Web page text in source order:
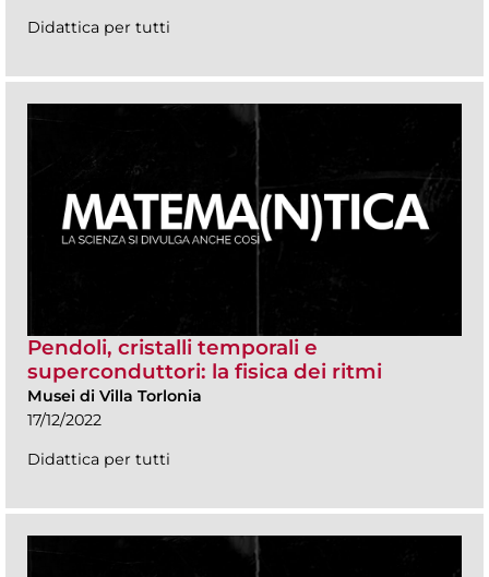
Didattica per tutti
Pendoli, cristalli temporali e
superconduttori: la fisica dei ritmi
Musei di Villa Torlonia
17/12/2022
Didattica per tutti